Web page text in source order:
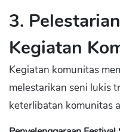
3.
Kegiatan
Kegiatan komunitas
melestarikan seni lukis
keterlibatan komunitas